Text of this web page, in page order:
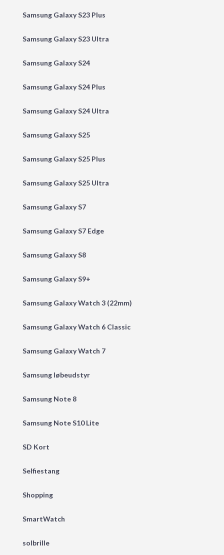
Samsung Galaxy S23 Plus
Samsung Galaxy S23 Ultra
Samsung Galaxy S24
Samsung Galaxy S24 Plus
Samsung Galaxy S24 Ultra
Samsung Galaxy S25
Samsung Galaxy S25 Plus
Samsung Galaxy S25 Ultra
Samsung Galaxy S7
Samsung Galaxy S7 Edge
Samsung Galaxy S8
Samsung Galaxy S9+
Samsung Galaxy Watch 3 (22mm)
Samsung Galaxy Watch 6 Classic
Samsung Galaxy Watch 7
Samsung løbeudstyr
Samsung Note 8
Samsung Note S10 Lite
SD Kort
Selfiestang
Shopping
SmartWatch
solbrille